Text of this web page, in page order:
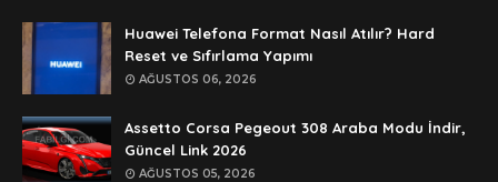
Anonymous
şifre ögrenebilirmiyim
Anonymous
🥰🥰🥰
Anonymous
Huawei Telefona Format Nasıl Atılır? Hard
Reset ve Sıfırlama Yapımı
AĞUSTOS 06, 2026
Assetto Corsa Pegeout 308 Araba Modu İndir,
Güncel Link 2026
AĞUSTOS 05, 2026